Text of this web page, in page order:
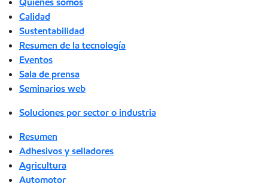
Calidad
Sustentabilidad
Resumen de la tecnología
Eventos
Sala de prensa
Seminarios web
Soluciones por sector o industria
Resumen
Adhesivos y selladores
Agricultura
Automotor